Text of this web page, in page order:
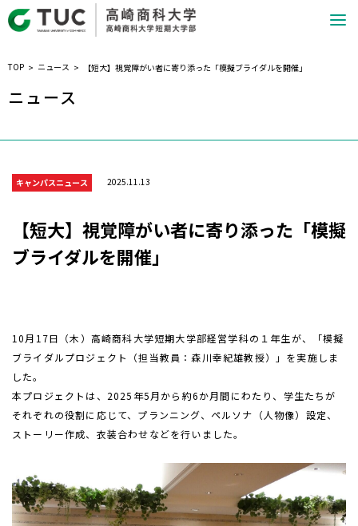
TOP ニュース 【短大】視覚障がい者に寄り添った「模擬ブライダルを開催」
ニュース
キャンパスニュース 2025.11.13
【短大】視覚障がい者に寄り添った「模擬
ブライダルを開催」
10月17日（木）高崎商科大学短期大学部経営学科の１年生が、「模擬
ブライダルプロジェクト（担当教員：森川幸紀雄教授）」を実施しま
した。
本プロジェクトは、 2025 年5月から約6か月間にわたり、学生たちが
それぞれの役割に応じて、プランニング、ペルソナ（人物像）設定、
ストーリー作成、衣装合わせなどを行いました。